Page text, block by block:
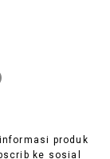
produk
ke sosial